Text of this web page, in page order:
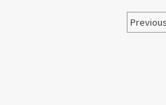
Posts
Previous